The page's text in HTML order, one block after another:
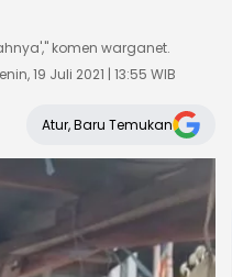
komen warganet.
19 Juli 2021 | 13:55 WIB
Atur, Baru Temukan